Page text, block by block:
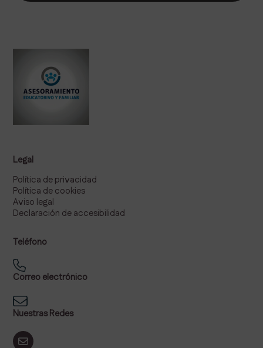
Legal
Política de privacidad
Política de cookies
Aviso legal
Declaración de accesibilidad
Teléfono
Correo electrónico
Nuestras Redes